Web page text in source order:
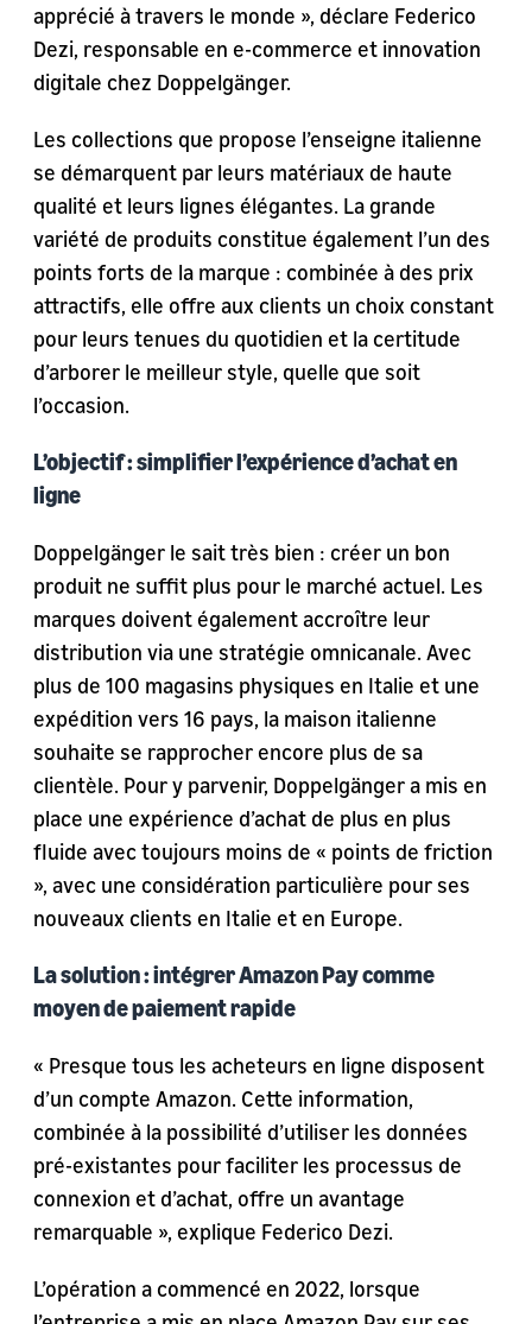
apprécié à travers le monde », déclare Federico
Dezi, responsable en e-commerce et innovation
digitale chez Doppelgänger.
Les collections que propose l’enseigne italienne
se démarquent par leurs matériaux de haute
qualité et leurs lignes élégantes. La grande
variété de produits constitue également l’un des
points forts de la marque : combinée à des prix
attractifs, elle offre aux clients un choix constant
pour leurs tenues du quotidien et la certitude
d’arborer le meilleur style, quelle que soit
l’occasion.
L’objectif : simplifier l’expérience d’achat en
ligne
Doppelgänger le sait très bien : créer un bon
produit ne suffit plus pour le marché actuel. Les
marques doivent également accroître leur
distribution via une stratégie omnicanale. Avec
plus de 100 magasins physiques en Italie et une
expédition vers 16 pays, la maison italienne
souhaite se rapprocher encore plus de sa
clientèle. Pour y parvenir, Doppelgänger a mis en
place une expérience d’achat de plus en plus
fluide avec toujours moins de « points de friction
», avec une considération particulière pour ses
nouveaux clients en Italie et en Europe.
La solution : intégrer Amazon Pay comme
moyen de paiement rapide
« Presque tous les acheteurs en ligne disposent
d’un compte Amazon. Cette information,
combinée à la possibilité d’utiliser les données
pré-existantes pour faciliter les processus de
connexion et d’achat, offre un avantage
remarquable », explique Federico Dezi.
L’opération a commencé en 2022, lorsque